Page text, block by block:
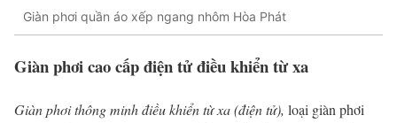
Giàn phơi quần áo xếp ngang nhôm Hòa Phát
Giàn phơi cao cấp điện tử điều khiển từ xa
Giànphơi thông minhđiều khiển từ xa(điện tử), loại giàn phơi